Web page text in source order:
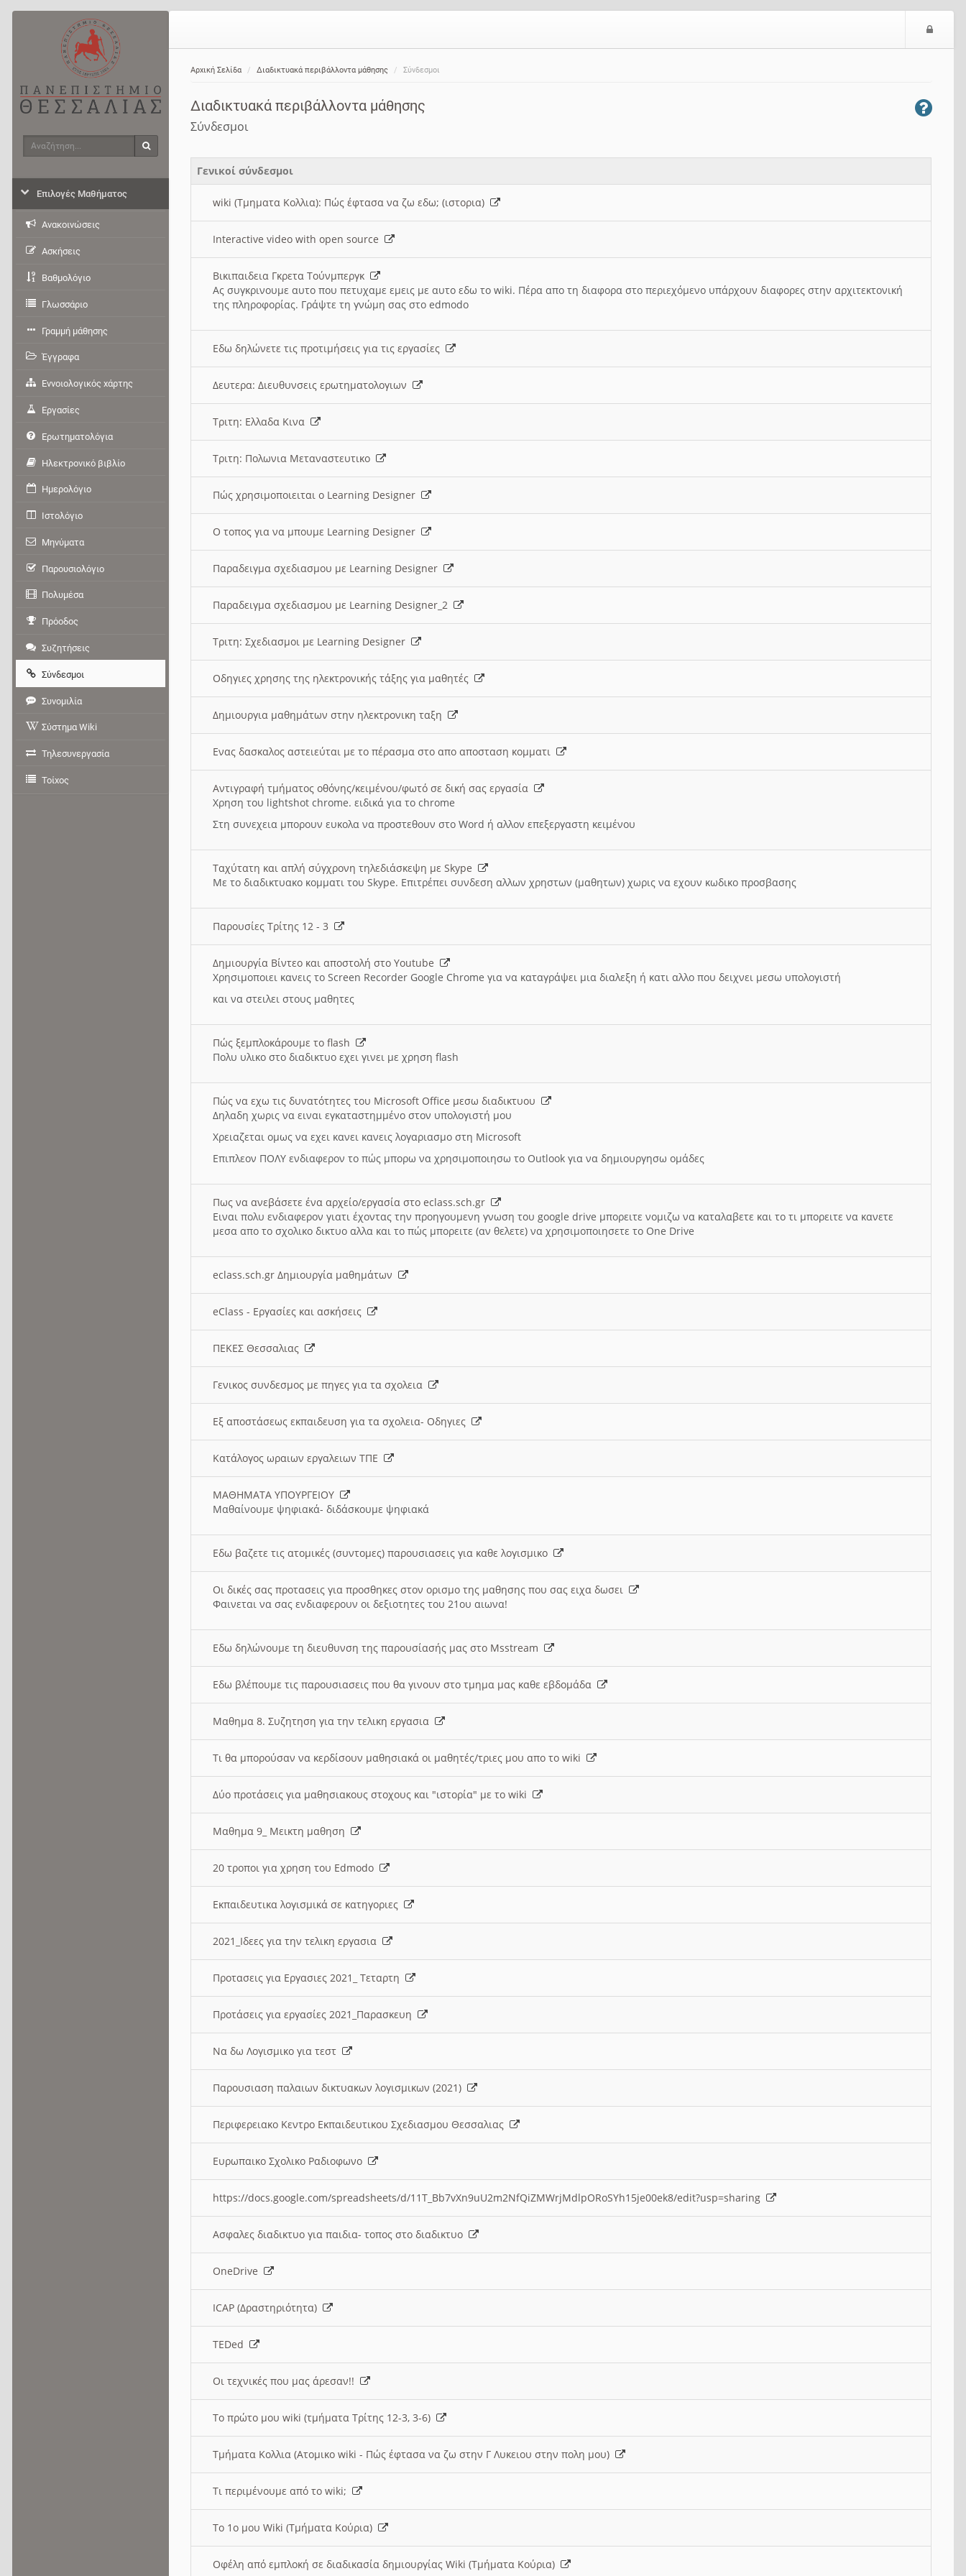
Αρχική Σελίδα Διαδικτυακά περιβάλλοντα μάθησης Σύνδεσμοι
Διαδικτυακά περιβάλλοντα μάθησης
Σύνδεσμοι
Γενικοί σύνδεσμοι
wiki (Τμηματα Κολλια): Πώς έφτασα να ζω εδω; (ιστορια)
Interactive video with open source
Βικιπαιδεια Γκρετα Τούνμπεργκ
Ας συγκρινουμε αυτο που πετυχαμε εμεις με αυτο εδω το wiki. Πέρα απο τη διαφορα στο περιεχόμενο υπάρχουν διαφορες στην αρχιτεκτονική
της πληροφορίας. Γράψτε τη γνώμη σας στο edmodo
Εδω δηλώνετε τις προτιμήσεις για τις εργασίες
Δευτερα: Διευθυνσεις ερωτηματολογιων
Τριτη: Ελλαδα Κινα
Τριτη: Πολωνια Μεταναστευτικο
Πώς χρησιμοποιειται ο Learning Designer
O τοπος για να μπουμε Learning Designer
Παραδειγμα σχεδιασμου με Learning Designer
Παραδειγμα σχεδιασμου με Learning Designer_2
Τριτη: Σχεδιασμοι με Learning Designer
Οδηγιες χρησης της ηλεκτρονικής τάξης για μαθητές
Δημιουργια μαθημάτων στην ηλεκτρονικη ταξη
Ενας δασκαλος αστειεύται με το πέρασμα στο απο αποσταση κομματι
Αντιγραφή τμήματος οθόνης/κειμένου/φωτό σε δική σας εργασία
Χρηση του lightshot chrome. ειδικά για το chrome
Στη συνεχεια μπορουν ευκολα να προστεθουν στο Word ή αλλον επεξεργαστη κειμένου
Ταχύτατη και απλή σύγχρονη τηλεδιάσκεψη με Skype
Με το διαδικτυακο κομματι του Skype. Επιτρέπει συνδεση αλλων χρηστων (μαθητων) χωρις να εχουν κωδικο προσβασης
Παρουσίες Τρίτης 12 - 3
Δημιουργία Βίντεο και αποστολή στο Youtube
Χρησιμοποιει κανεις το Screen Recorder Google Chrome για να καταγράψει μια διαλεξη ή κατι αλλο που δειχνει μεσω υπολογιστή
και να στειλει στους μαθητες
Πώς ξεμπλοκάρουμε το flash
Πολυ υλικο στο διαδικτυο εχει γινει με χρηση flash
Πώς να εχω τις δυνατότητες του Microsoft Office μεσω διαδικτυου
Δηλαδη χωρις να ειναι εγκαταστημμένο στον υπολογιστή μου
Χρειαζεται ομως να εχει κανει κανεις λογαριασμο στη Microsoft
Επιπλεον ΠΟΛΥ ενδιαφερον το πώς μπορω να χρησιμοποιησω το Outlook για να δημιουργησω ομάδες
Πως να ανεβάσετε ένα αρχείο/εργασία στο eclass.sch.gr
Ειναι πολυ ενδιαφερον γιατι έχοντας την προηγουμενη γνωση του google drive μπορειτε νομιζω να καταλαβετε και το τι μπορειτε να κανετε
μεσα απο το σχολικο δικτυο αλλα και το πώς μπορειτε (αν θελετε) να χρησιμοποιησετε το One Drive
eclass.sch.gr Δημιουργία μαθημάτων
eClass - Εργασίες και ασκήσεις
ΠΕΚΕΣ Θεσσαλιας
Γενικος συνδεσμος με πηγες για τα σχολεια
Εξ αποστάσεως εκπαιδευση για τα σχολεια- Οδηγιες
Κατάλογος ωραιων εργαλειων ΤΠΕ
ΜΑΘΗΜΑΤΑ ΥΠΟΥΡΓΕΙΟΥ
Μαθαίνουμε ψηφιακά- διδάσκουμε ψηφιακά
Εδω βαζετε τις ατομικές (συντομες) παρουσιασεις για καθε λογισμικο
Οι δικές σας προτασεις για προσθηκες στον ορισμο της μαθησης που σας ειχα δωσει
Φαινεται να σας ενδιαφερουν οι δεξιοτητες του 21ου αιωνα!
Εδω δηλώνουμε τη διευθυνση της παρουσίασής μας στο Msstream
Εδω βλέπουμε τις παρουσιασεις που θα γινουν στο τμημα μας καθε εβδομάδα
Μαθημα 8. Συζητηση για την τελικη εργασια
Τι θα μπορούσαν να κερδίσουν μαθησιακά οι μαθητές/τριες μου απο το wiki
Δύο προτάσεις για μαθησιακους στοχους και "ιστορία" με το wiki
Μαθημα 9_ Μεικτη μαθηση
20 τροποι για χρηση του Edmodo
Εκπαιδευτικα λογισμικά σε κατηγοριες
2021_Ιδεες για την τελικη εργασια
Προτασεις για Εργασιες 2021_ Τεταρτη
Προτάσεις για εργασίες 2021_Παρασκευη
Να δω Λογισμικο για τεστ
Παρουσιαση παλαιων δικτυακων λογισμικων (2021)
Περιφερειακο Κεντρο Εκπαιδευτικου Σχεδιασμου Θεσσαλιας
Ευρωπαικο Σχολικο Ραδιοφωνο
https://docs.google.com/spreadsheets/d/11T_Bb7vXn9uU2m2NfQiZMWrjMdlpORoSYh15je00ek8/edit?usp=sharing
Ασφαλες διαδικτυο για παιδια- τοπος στο διαδικτυο
OneDrive
ICAP (Δραστηριότητα)
TEDed
Οι τεχνικές που μας άρεσαν!!
Το πρώτο μου wiki (τμήματα Τρίτης 12-3, 3-6)
Τμήματα Κολλια (Ατομικο wiki - Πώς έφτασα να ζω στην Γ Λυκειου στην πολη μου)
Τι περιμένουμε από το wiki;
Το 1ο μου Wiki (Τμήματα Κούρια)
Οφέλη από εμπλοκή σε διαδικασία δημιουργίας Wiki (Τμήματα Κούρια)
Αναζήτηση
Επιλογές Μαθήματος
Ανακοινώσεις
Ασκήσεις
Βαθμολόγιο
Γλωσσάριο
Γραμμή μάθησης
Έγγραφα
Εννοιολογικός χάρτης
Εργασίες
Ερωτηματολόγια
Ηλεκτρονικό βιβλίο
Ημερολόγιο
Ιστολόγιο
Μηνύματα
Παρουσιολόγιο
Πολυμέσα
Πρόοδος
Συζητήσεις
Σύνδεσμοι
Συνομιλία
Σύστημα Wiki
Τηλεσυνεργασία
Τοίχος